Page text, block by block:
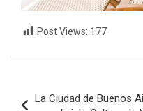
Post Views: 177
La Ciudad de Buenos